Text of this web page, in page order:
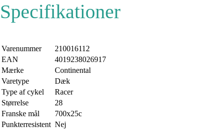
Specifikationer
Varenummer
210016112
EAN
4019238026917
Mærke
Continental
Varetype
Dæk
Type af cykel
Racer
Størrelse
28
Franske mål
700x25c
Punkterresistent Nej